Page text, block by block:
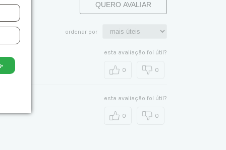
QUERO AVALIAR
ordenar por
esta avaliação foi útil?
0 0
esta avaliação foi útil?
0 0